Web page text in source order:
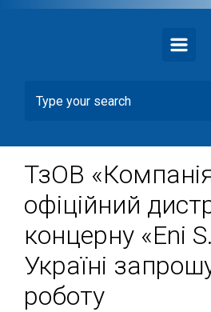
ТзОВ
офіцiйний
концерну «Eni
Україні
роботу